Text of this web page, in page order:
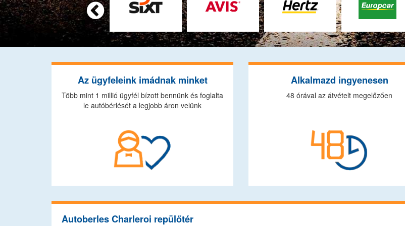

Az ügyfeleink imádnak minket
Több mint 1 millió ügyfél bízott bennünk és foglalta
le autóbérlését a legjobb áron velünk
Alkalmazd ingyenesen
48 órával az átvételt megelőzően
Autoberles Charleroi repülőtér